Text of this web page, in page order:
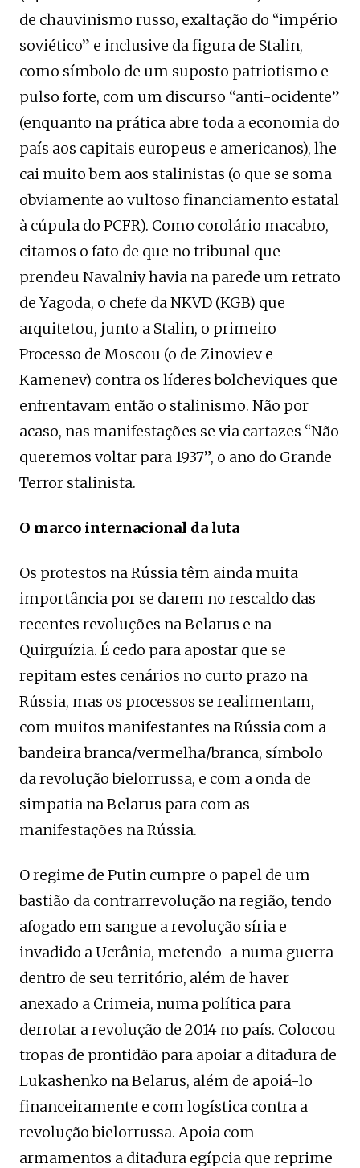
de chauvinismo russo, exaltação do “império
soviético” e inclusive da figura de Stalin,
como símbolo de um suposto patriotismo e
pulso forte, com um discurso “anti-ocidente”
(enquanto na prática abre toda a economia do
país aos capitais europeus e americanos), lhe
cai muito bem aos stalinistas (o que se soma
obviamente ao vultoso financiamento estatal
à cúpula do PCFR). Como corolário macabro,
citamos o fato de que no tribunal que
prendeu Navalniy havia na parede um retrato
de Yagoda, o chefe da NKVD (KGB) que
arquitetou, junto a Stalin, o primeiro
Processo de Moscou (o de Zinoviev e
Kamenev) contra os líderes bolcheviques que
enfrentavam então o stalinismo. Não por
acaso, nas manifestações se via cartazes “Não
queremos voltar para 1937”, o ano do Grande
Terror stalinista.
O marco internacional da luta
Os protestos na Rússia têm ainda muita
importância por se darem no rescaldo das
recentes revoluções na Belarus e na
Quirguízia. É cedo para apostar que se
repitam estes cenários no curto prazo na
Rússia, mas os processos se realimentam,
com muitos manifestantes na Rússia com a
bandeira branca/vermelha/branca, símbolo
da revolução bielorrussa, e com a onda de
simpatia na Belarus para com as
manifestações na Rússia.
O regime de Putin cumpre o papel de um
bastião da contrarrevolução na região, tendo
afogado em sangue a revolução síria e
invadido a Ucrânia, metendo-a numa guerra
dentro de seu território, além de haver
anexado a Crimeia, numa política para
derrotar a revolução de 2014 no país. Colocou
tropas de prontidão para apoiar a ditadura de
Lukashenko na Belarus, além de apoiá-lo
financeiramente e com logística contra a
revolução bielorrussa. Apoia com
armamentos a ditadura egípcia que reprime